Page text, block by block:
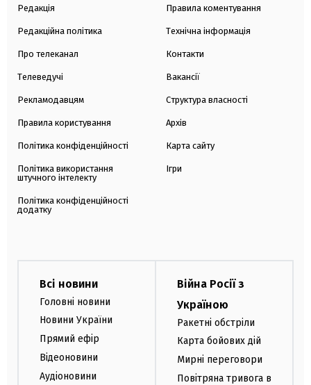
Редакція
Редакційна політика
Про телеканал
Телеведучі
Рекламодавцям
Правила користування
Політика конфіденційності
Політика використання
штучного інтелекту
Політика конфіденційності
додатку
Правила коментування
Технічна інформація
Контакти
Вакансії
Структура власності
Архів
Карта сайту
Ігри
Всі новини
Головні новини
Новини України
Прямий ефір
Відеоновини
Аудіоновини
Війна Росії з
Україною
Ракетні обстріли
Карта бойових дій
Мирні переговори
Повітряна тривога в